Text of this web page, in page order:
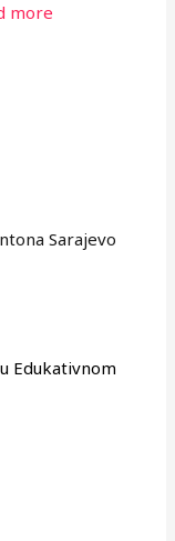
more
Sarajevo
Edukativnom